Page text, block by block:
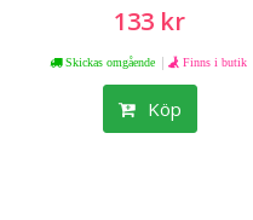
133 kr
Skickas omgående | Finns i butik
Köp